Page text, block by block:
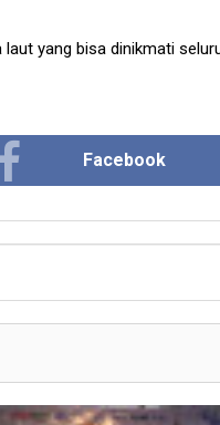
yang bisa dinikmati
Facebook